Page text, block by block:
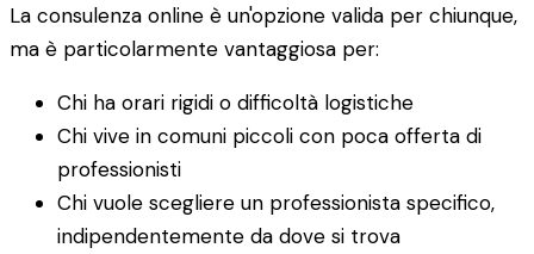
La consulenza online è un'opzione valida per chiunque,
ma è particolarmente vantaggiosa per:
Chi ha orari rigidi o difficoltà logistiche
Chi vive in comuni piccoli con poca offerta di
professionisti
Chi vuole scegliere un professionista specifico,
indipendentemente da dove si trova